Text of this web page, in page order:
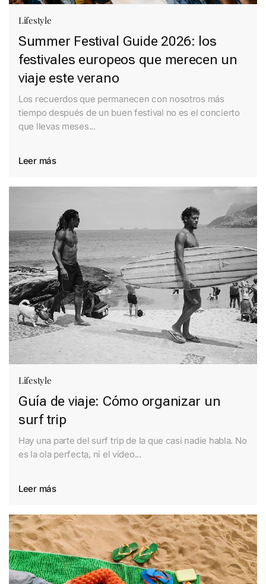
Lifestyle
Summer Festival Guide 2026: los
festivales europeos que merecen un
viaje este verano
Los recuerdos que permanecen con nosotros más
tiempo después de un buen festival no es el concierto
que llevas meses...
Leer más
Lifestyle
Guía de viaje: Cómo organizar un
surf trip
Hay una parte del surf trip de la que casi nadie habla. No
es la ola perfecta, ni el vídeo...
Leer más